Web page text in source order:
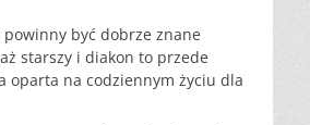
powinny być dobrze znane
starszy i diakon to przede
oparta na codziennym życiu dla